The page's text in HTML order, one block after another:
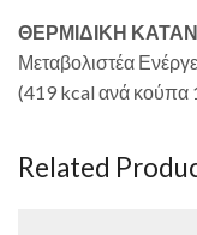
ΘΕΡΜΙΔΙΚΗ
Μεταβολιστέα
(419 kcal ανά κούπα
Related